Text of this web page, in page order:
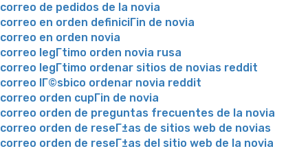
correo de pedidos de la novia
correo en orden definiciГіn de novia
correo en orden novia
correo legГ­timo orden novia rusa
correo legГ­timo ordenar sitios de novias reddit
correo lГ©sbico ordenar novia reddit
correo orden cupГіn de novia
correo orden de preguntas frecuentes de la novia
correo orden de reseГ±as de sitios web de novias
correo orden de reseГ±as del sitio web de la novia